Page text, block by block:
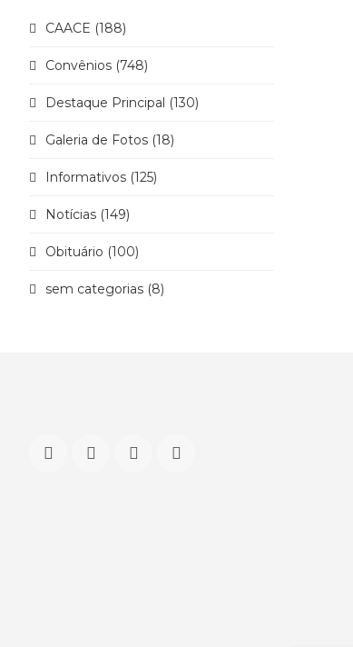
CAACE (188)
Convênios (748)
Destaque Principal (130)
Galeria de Fotos (18)
Informativos (125)
Notícias (149)
Obituário (100)
sem categorias (8)